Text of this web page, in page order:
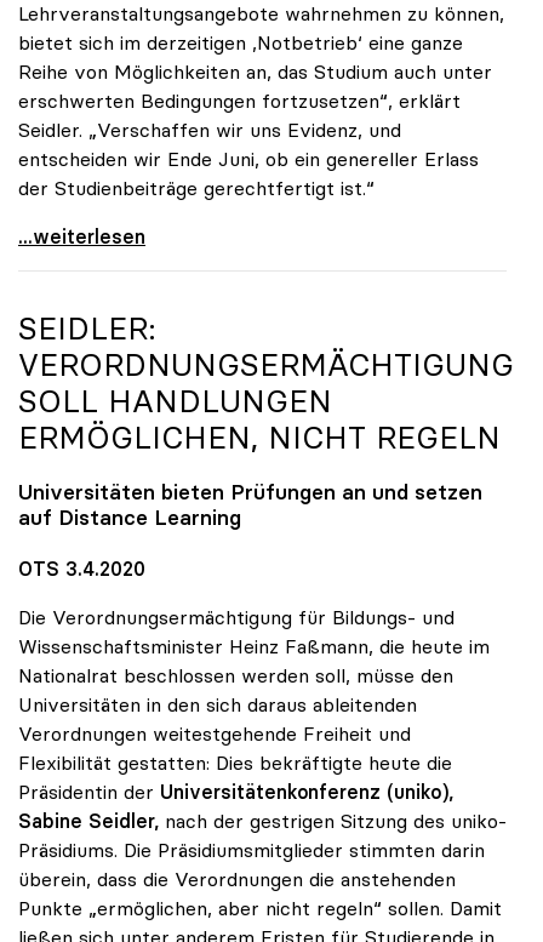
Lehrveranstaltungsangebote wahrnehmen zu können,
bietet sich im derzeitigen ,Notbetrieb‘ eine ganze
Reihe von Möglichkeiten an, das Studium auch unter
erschwerten Bedingungen fortzusetzen“, erklärt
Seidler. „Verschaffen wir uns Evidenz, und
entscheiden wir Ende Juni, ob ein genereller Erlass
der Studienbeiträge gerechtfertigt ist.“
Seidler: „Erlass der Studienbeiträge derzeit nicht
...weiterlesen
SEIDLER:
VERORDNUNGSERMÄCHTIGUNG
SOLL HANDLUNGEN
ERMÖGLICHEN, NICHT REGELN
Universitäten bieten Prüfungen an und setzen
auf Distance Learning
OTS 3.4.2020
Die Verordnungsermächtigung für Bildungs- und
Wissenschaftsminister Heinz Faßmann, die heute im
Nationalrat beschlossen werden soll, müsse den
Universitäten in den sich daraus ableitenden
Verordnungen weitestgehende Freiheit und
Flexibilität gestatten: Dies bekräftigte heute die
Präsidentin der Universitätenkonferenz (uniko),
Sabine Seidler, nach der gestrigen Sitzung des uniko-
Präsidiums. Die Präsidiumsmitglieder stimmten darin
überein, dass die Verordnungen die anstehenden
Punkte „ermöglichen, aber nicht regeln“ sollen. Damit
ließen sich unter anderem Fristen für Studierende in